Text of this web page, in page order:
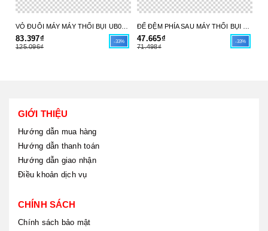
83.397₫
125.096₫
-33% 47.665₫
71.498₫
-33%
GIỚI THIỆU
Hướng dẫn mua hàng
Hướng dẫn thanh toán
Hướng dẫn giao nhận
Điều khoản dịch vụ
CHÍNH SÁCH
Chính sách bảo mật